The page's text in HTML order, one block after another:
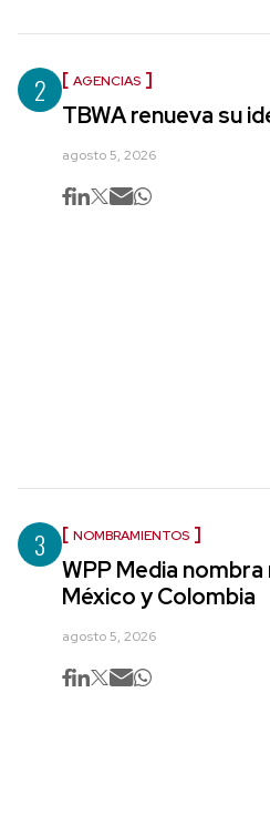
2 AGENCIAS
TBWA renueva su
agosto 5, 2026
3 NOMBRAMIENTOS
WPP Media
México y Colombia
agosto 5, 2026